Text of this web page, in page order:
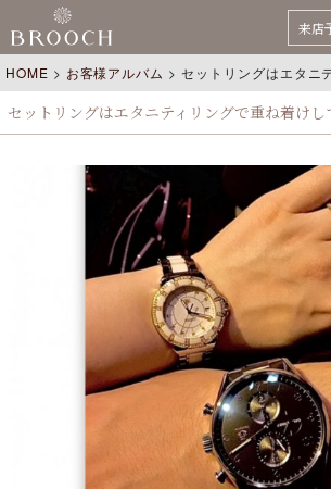
来店
HOME > お客様アルバム > セットリングはエタニティリ
セットリングはエタニティリングで重ね着けし